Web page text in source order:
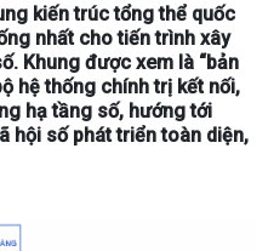
kiến trúc tổng thể quốc
nhất cho tiến trình xây
Khung được xem là “bản
hệ thống chính trị kết nối,
hạ tầng số, hướng tới
hội số phát triển toàn diện,